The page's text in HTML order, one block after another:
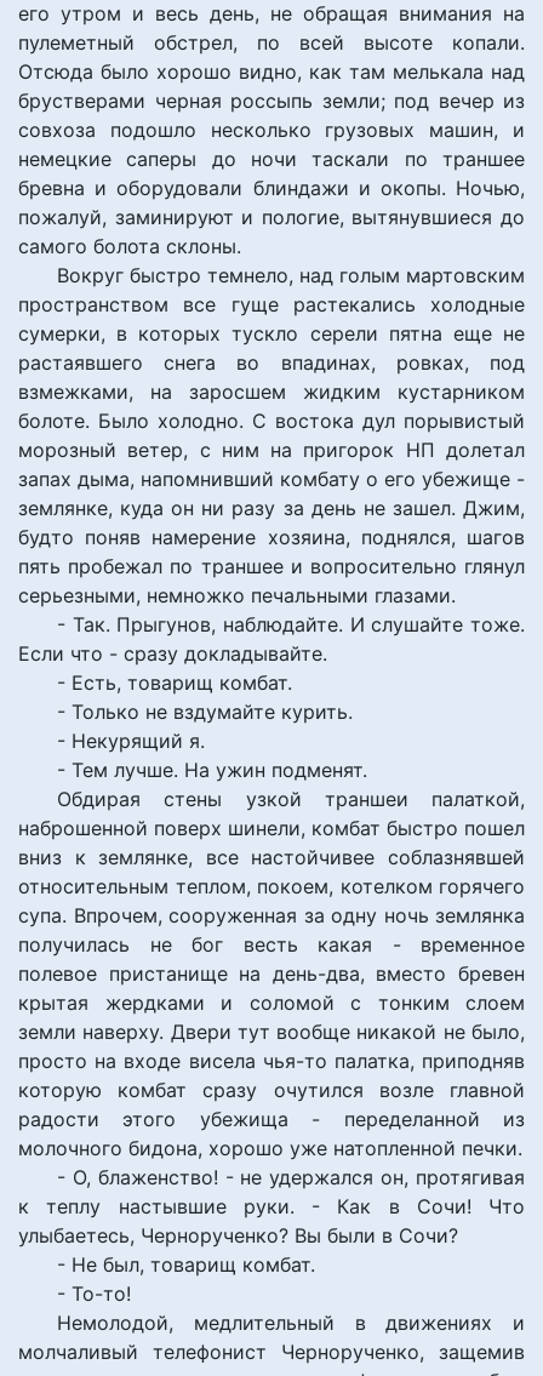
его утром и весь день, не обращая внимания на
пулеметный обстрел, по всей высоте копали.
Отсюда было хорошо видно, как там мелькала над
брустверами черная россыпь земли; под вечер из
совхоза подошло несколько грузовых машин, и
немецкие саперы до ночи таскали по траншее
бревна и оборудовали блиндажи и окопы. Ночью,
пожалуй, заминируют и пологие, вытянувшиеся до
самого болота склоны.
Вокруг быстро темнело, над голым мартовским
пространством все гуще растекались холодные
сумерки, в которых тускло серели пятна еще не
растаявшего снега во впадинах, ровках, под
взмежками, на заросшем жидким кустарником
болоте. Было холодно. С востока дул порывистый
морозный ветер, с ним на пригорок НП долетал
запах дыма, напомнивший комбату о его убежище -
землянке, куда он ни разу за день не зашел. Джим,
будто поняв намерение хозяина, поднялся, шагов
пять пробежал по траншее и вопросительно глянул
серьезными, немножко печальными глазами.
- Так. Прыгунов, наблюдайте. И слушайте тоже.
Если что - сразу докладывайте.
- Есть, товарищ комбат.
- Только не вздумайте курить.
- Некурящий я.
- Тем лучше. На ужин подменят.
Обдирая стены узкой траншеи палаткой,
наброшенной поверх шинели, комбат быстро пошел
вниз к землянке, все настойчивее соблазнявшей
относительным теплом, покоем, котелком горячего
супа. Впрочем, сооруженная за одну ночь землянка
получилась не бог весть какая - временное
полевое пристанище на день-два, вместо бревен
крытая жердками и соломой с тонким слоем
земли наверху. Двери тут вообще никакой не было,
просто на входе висела чья-то палатка, приподняв
которую комбат сразу очутился возле главной
радости этого убежища - переделанной из
молочного бидона, хорошо уже натопленной печки.
- О, блаженство! - не удержался он, протягивая
к теплу настывшие руки. - Как в Сочи! Что
улыбаетесь, Чернорученко? Вы были в Сочи?
- Не был, товарищ комбат.
- То-то!
Немолодой, медлительный в движениях и
молчаливый телефонист Чернорученко, защемив